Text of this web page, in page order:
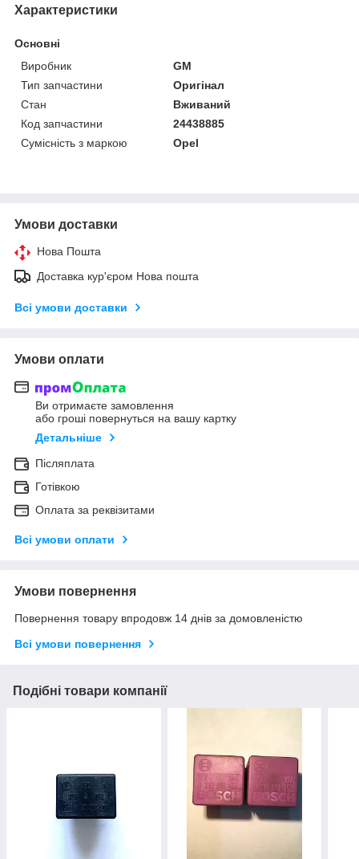
Характеристики
Основні
Виробник
GM
Тип запчастини
Оригінал
Стан
Вживаний
Код запчастини
24438885
Сумісність з маркою
Opel
Умови доставки
Нова Пошта
Доставка кур'єром Нова пошта
Всі умови доставки
Умови оплати
Ви отримаєте замовлення
або гроші повернуться на вашу картку
Детальніше
Післяплата
Готівкою
Оплата за реквізитами
Всі умови оплати
Умови повернення
Повернення товару впродовж 14 днів за домовленістю
Всі умови повернення
Подібні товари компанії